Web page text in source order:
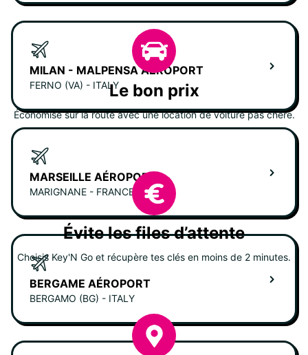
MILAN - MALPENSA AÉROPORT
FERNO (VA) - ITALY
MARSEILLE AÉROPORT
MARIGNANE - FRANCE
BERGAME AÉROPORT
BERGAMO (BG) - ITALY
Le bon prix
Économise sur la route avec une location de voiture pas chère.
Évite les files d’attente
Choisis Key'N Go et récupère tes clés en moins de 2 minutes.